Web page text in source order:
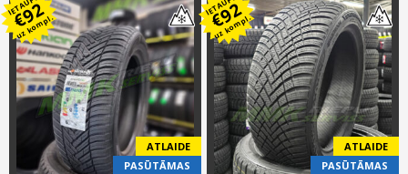
price
was:
€132.00.
Current
price
is:
€109.00.
price
was:
€136.00.
Current
price
is:
€113.00.
IETAUPI
€92
uz kompl.
ATLAIDE
PASŪTĀMAS
IETAUPI
€92
uz kompl.
ATLAIDE
PASŪTĀMAS